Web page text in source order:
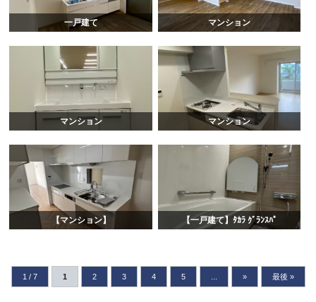
一戸建て マンション
マンション マンション
【マンション】 【一戸建て】ﾀｶﾗ ｸﾞﾗﾝｽﾊﾟ
1 / 7 1 2 3 4 5 » 最後 »